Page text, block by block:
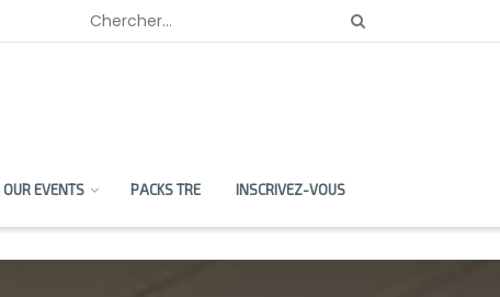
OUR EVENTS PACKS TRE INSCRIVEZ-VOUS